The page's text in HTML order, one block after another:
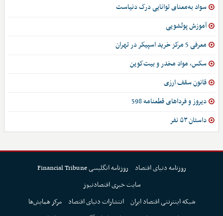
سواد به‌معنای توانایی درک دنیاست
آموزش پولشویی
معرفی 5 مرکز خرید اسپیکر در تهران
سکس، مواد مخدر و بیت‌کوین
قانون سقف ارزی
دیروز و فرداهای قطعنامه 598
داستان ۵۳ نفر
روزنامه دنیای اقتصاد
روزنامه انگلیسی Financial Tribune
سایت خبری اقتصادنیوز
شبکه اینترنتی اقتصاد ایران انتشارات دنیای اقتصاد
مرکز همایش‌ها